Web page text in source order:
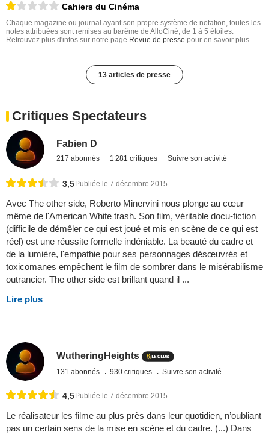
Cahiers du Cinéma
Chaque magazine ou journal ayant son propre système de notation, toutes les
notes attribuées sont remises au barême de AlloCiné, de 1 à 5 étoiles.
Retrouvez plus d'infos sur notre page Revue de presse pour en savoir plus.
13 articles de presse
Critiques Spectateurs
Fabien D
217 abonnés 1 281 critiques Suivre son activité
3,5 Publiée le 7 décembre 2015
Avec The other side, Roberto Minervini nous plonge au cœur
même de l'American White trash. Son film, véritable docu-fiction
(difficile de démêler ce qui est joué et mis en scène de ce qui est
réel) est une réussite formelle indéniable. La beauté du cadre et
de la lumière, l'empathie pour ses personnages désœuvrés et
toxicomanes empêchent le film de sombrer dans le misérabilisme
outrancier. The other side est brillant quand il ...
Lire plus
WutheringHeights
131 abonnés 930 critiques Suivre son activité
4,5 Publiée le 7 décembre 2015
Le réalisateur les filme au plus près dans leur quotidien, n’oubliant
pas un certain sens de la mise en scène et du cadre. (...) Dans